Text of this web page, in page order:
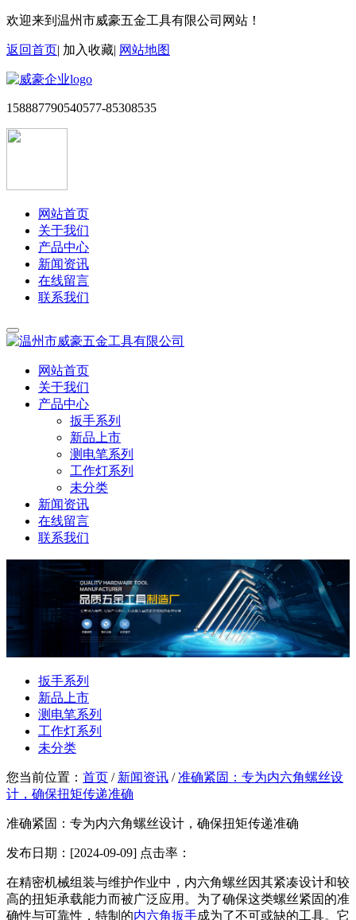
欢迎来到温州市威豪五金工具有限公司网站！
返回首页| 加入收藏| 网站地图
158887790540577-85308535
网站首页
关于我们
产品中心
新闻资讯
在线留言
联系我们
网站首页
关于我们
产品中心
扳手系列
新品上市
测电笔系列
工作灯系列
未分类
新闻资讯
在线留言
联系我们
扳手系列
新品上市
测电笔系列
工作灯系列
未分类
您当前位置： 首页 / 新闻资讯 /准确紧固：专为内六角螺丝设
计，确保扭矩传递准确
准确紧固：专为内六角螺丝设计，确保扭矩传递准确
发布日期：[2024-09-09] 点击率：
在精密机械组装与维护作业中，内六角螺丝因其紧凑设计和较
高的扭矩承载能力而被广泛应用。为了确保这类螺丝紧固的准
确性与可靠性，特制的内六角扳手成为了不可或缺的工具。它